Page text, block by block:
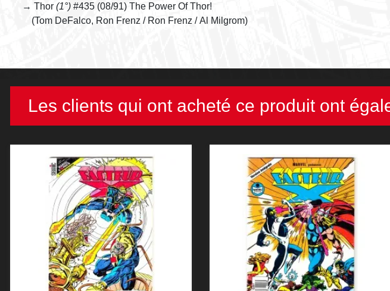
→ Thor (1°) #435 (08/91) The Power Of Thor!
(Tom DeFalco, Ron Frenz / Ron Frenz / Al Milgrom)
Les clients qui ont acheté ce produit ont